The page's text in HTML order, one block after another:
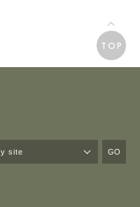
TOP
GO